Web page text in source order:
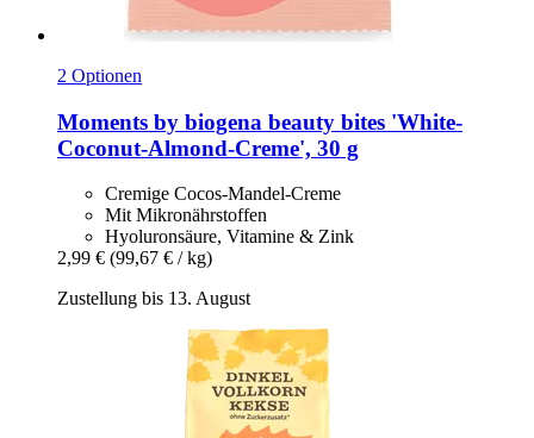
2 Optionen
Moments by biogena beauty bites 'White-​
Coconut-​Almond-​Creme', 30 g
Cremige Cocos-Mandel-Creme
Mit Mikronährstoffen
Hyoluronsäure, Vitamine & Zink
2,99 € (99,67 € / kg)
Zustellung bis 13. August